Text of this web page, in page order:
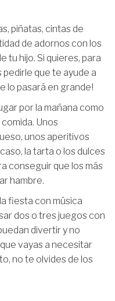
piñatas, cintas de
de adornos con los
tu hijo. Si quieres, para
que te ayude a
lo pasará en grande!
por la mañana como
Unos
unos aperitivos
la tarta o los dulces
conseguir que los más
hambre.
fiesta con música
dos o tres juegos con
divertir y no
vayas a necesitar
no te olvides de los